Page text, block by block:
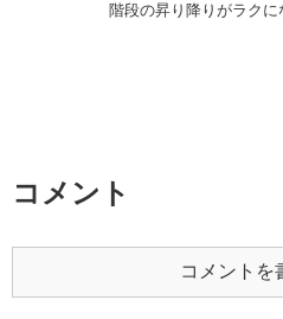
階段の昇り降りがラクに
コメント
コメントを